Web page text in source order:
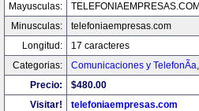
Mayusculas:
Minusculas:
telefoniaempresas.com
Longitud:
17 caracteres
Categorias:
Comunicaciones y TelefonÃ­a
Precio:
$480.00
Visitar!
telefoniaempresas.com